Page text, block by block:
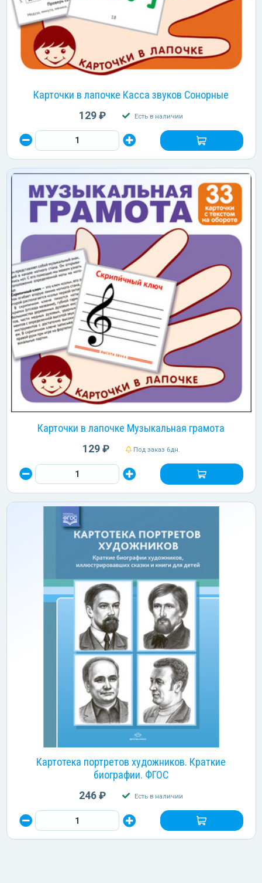
Карточки в лапочке Касса звуков Сонорные
129 ₽ Есть в наличии
Карточки в лапочке Музыкальная грамота
129 ₽ Под заказ 6дн.
Картотека портретов художников. Краткие
биографии. ФГОС
246 ₽ Есть в наличии